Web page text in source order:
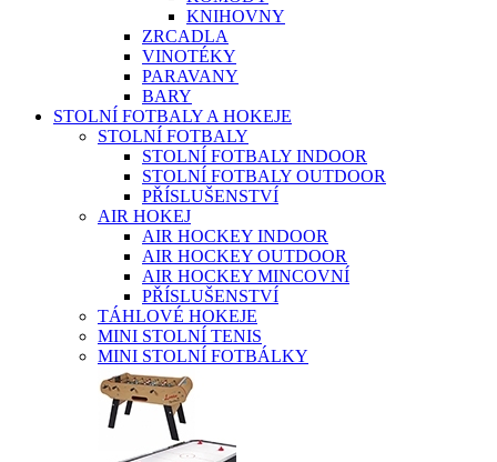
KNIHOVNY
ZRCADLA
VINOTÉKY
PARAVANY
BARY
STOLNÍ FOTBALY A HOKEJE
STOLNÍ FOTBALY
STOLNÍ FOTBALY INDOOR
STOLNÍ FOTBALY OUTDOOR
PŘÍSLUŠENSTVÍ
AIR HOKEJ
AIR HOCKEY INDOOR
AIR HOCKEY OUTDOOR
AIR HOCKEY MINCOVNÍ
PŘÍSLUŠENSTVÍ
TÁHLOVÉ HOKEJE
MINI STOLNÍ TENIS
MINI STOLNÍ FOTBÁLKY